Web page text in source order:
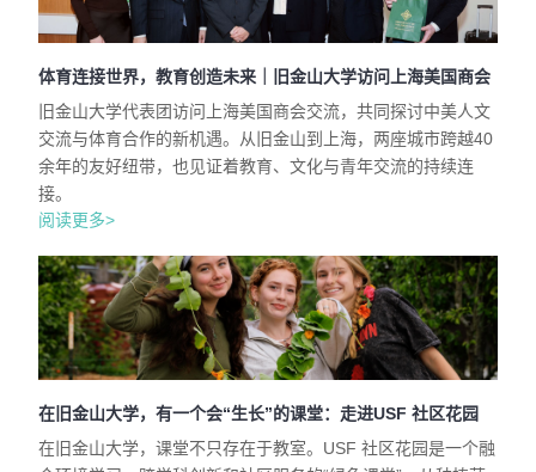
体育连接世界，教育创造未来｜旧金山大学访问上海美国商会
旧金山大学代表团访问上海美国商会交流，共同探讨中美人文
交流与体育合作的新机遇。从旧金山到上海，两座城市跨越40
余年的友好纽带，也见证着教育、文化与青年交流的持续连
接。
阅读更多>
在旧金山大学，有一个会“生长”的课堂：走进USF 社区花园
在旧金山大学，课堂不只存在于教室。USF 社区花园是一个融